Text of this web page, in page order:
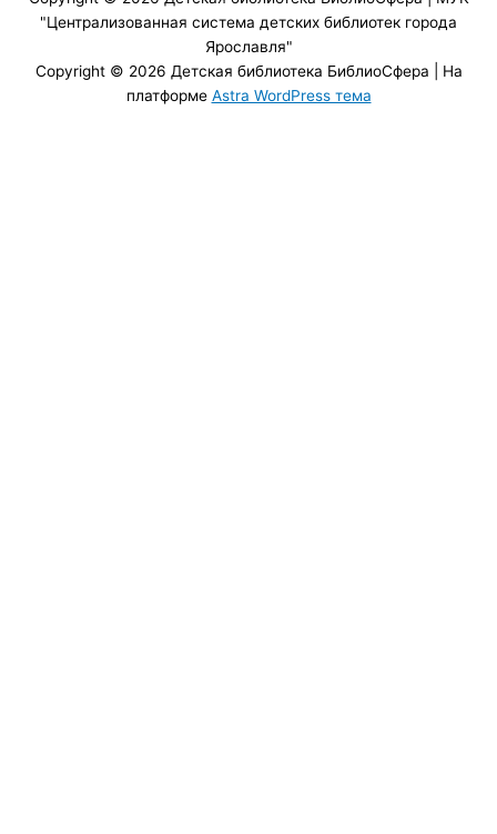
"Централизованная система детских библиотек города
Ярославля"
Copyright © 2026 Детская библиотека БиблиоСфера | На
платформе Astra WordPress тема